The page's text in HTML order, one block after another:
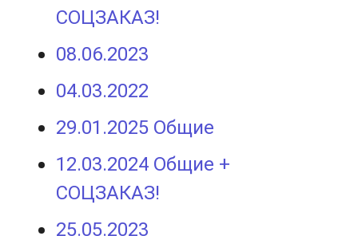
СОЦЗАКАЗ!
08.06.2023
04.03.2022
29.01.2025 Общие
12.03.2024 Общие +
СОЦЗАКАЗ!
25.05.2023